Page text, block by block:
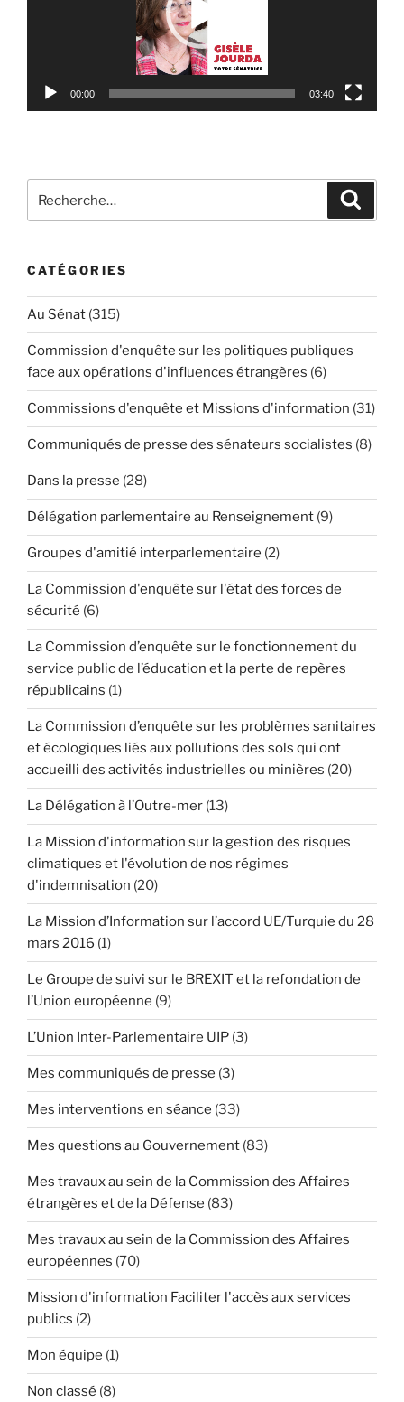
00:00 03:40
pour
CATÉGORIES
Au Sénat (315)
Commission d'enquête sur les politiques publiques
face aux opérations d'influences étrangères (6)
Commissions d'enquête et Missions d'information (31)
Communiqués de presse des sénateurs socialistes (8)
Dans la presse (28)
Délégation parlementaire au Renseignement (9)
Groupes d'amitié interparlementaire (2)
La Commission d'enquête sur l'état des forces de
sécurité (6)
La Commission d’enquête sur le fonctionnement du
service public de l’éducation et la perte de repères
républicains (1)
La Commission d’enquête sur les problèmes sanitaires
et écologiques liés aux pollutions des sols qui ont
accueilli des activités industrielles ou minières (20)
La Délégation à l’Outre-mer (13)
La Mission d'information sur la gestion des risques
climatiques et l'évolution de nos régimes
d'indemnisation (20)
La Mission d’Information sur l’accord UE/Turquie du 28
mars 2016 (1)
Le Groupe de suivi sur le BREXIT et la refondation de
l’Union européenne (9)
L’Union Inter-Parlementaire UIP (3)
Mes communiqués de presse (3)
Mes interventions en séance (33)
Mes questions au Gouvernement (83)
Mes travaux au sein de la Commission des Affaires
étrangères et de la Défense (83)
Mes travaux au sein de la Commission des Affaires
européennes (70)
Mission d'information Faciliter l'accès aux services
publics (2)
Mon équipe (1)
Non classé (8)